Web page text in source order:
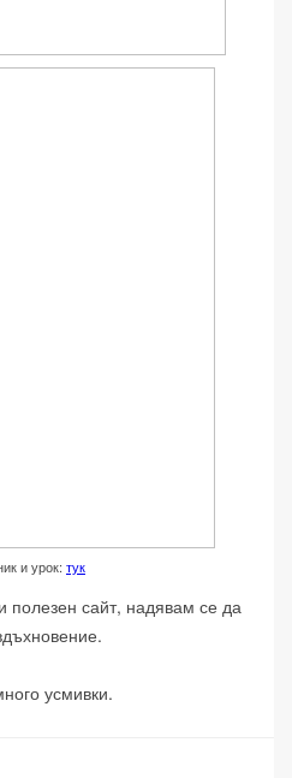
и урок: тук
полезен сайт, надявам се да
усмивки.